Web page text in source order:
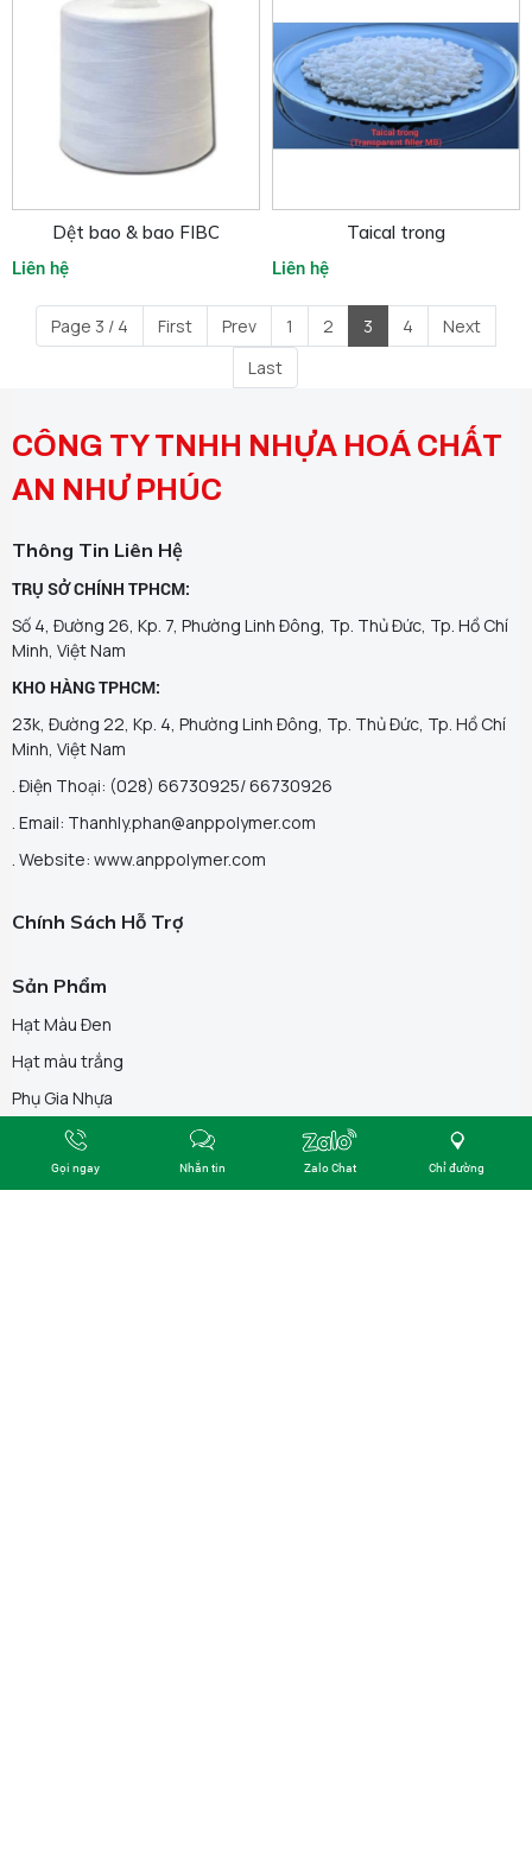
Dệt bao & bao FIBC
Liên hệ
Taical trong
Liên hệ
Page 3 / 4 First Prev 1 2 3 4
Next
Last
CÔNG TY TNHH NHỰA HOÁ CHẤT
AN NHƯ PHÚC
Thông Tin Liên Hệ
TRỤ SỞ CHÍNH TPHCM:
Số 4, Đường 26, Kp. 7, Phường Linh Đông, Tp. Thủ Đức, Tp. Hồ Chí
Minh, Việt Nam
KHO HÀNG TPHCM:
23k, Đường 22, Kp. 4, Phường Linh Đông, Tp. Thủ Đức, Tp. Hồ Chí
Minh, Việt Nam
. Điện Thoại: (028) 66730925/ 66730926
. Email: Thanhly.phan@anppolymer.com
. Website: www.anppolymer.com
Chính Sách Hỗ Trợ
Sản Phẩm
Hạt Màu Đen
Hạt màu trắng
Phụ Gia Nhựa
Hạt Nhựa Màu
Bột MàuGọi ngay Nhắn tin Zalo Chat Chỉ đường